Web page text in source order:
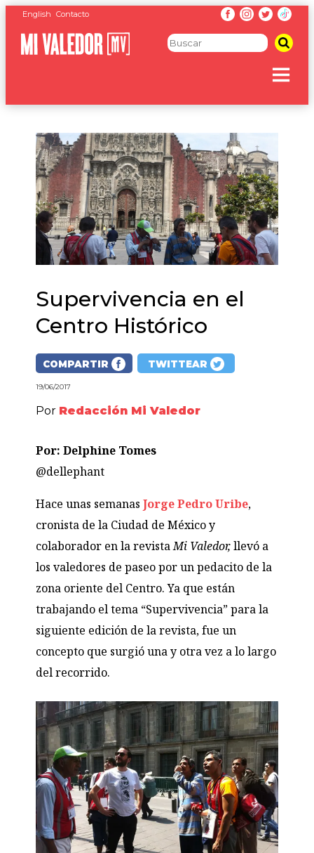
English Contacto
Supervivencia en el
Centro Histórico
COMPARTIR TWITTEAR
19/06/2017
Por Redacción Mi Valedor
Por: Delphine Tomes
@dellephant
Hace unas semanasJorge Pedro Uribe,
cronista de la Ciudad de México y
colaborador en la revistaMi Valedor,llevó a
los valedores de paseo por un pedacito de la
zona oriente del Centro. Ya que están
trabajando el tema “Supervivencia” para la
siguiente edición de la revista, fue un
concepto que surgió una y otra vez a lo largo
del recorrido.